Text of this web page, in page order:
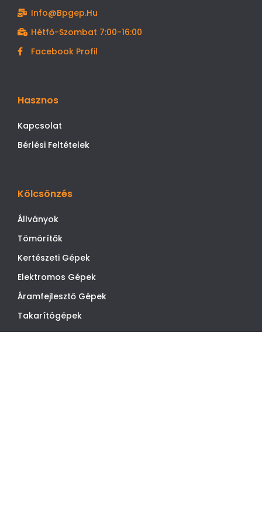
Info@bpgep.hu
Hétfő-Szombat 7:00-16:00
Facebook Profil
Hasznos
Kapcsolat
Bérlési Feltételek
Kölcsönzés
Állványok
Tömörítők
Kertészeti Gépek
Elektromos Gépek
Áramfejlesztő Gépek
Takarítógépek